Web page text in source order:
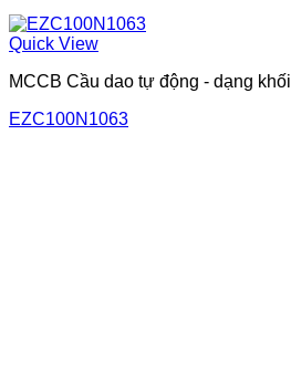
Quick View
MCCB Cầu dao tự động - dạng khối
EZC100N1063